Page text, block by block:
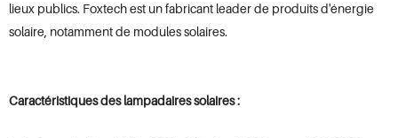
lieux publics. Foxtech est un fabricant leader de produits d'énergie
solaire, notamment de modules solaires.
Caractéristiques des lampadaires solaires :